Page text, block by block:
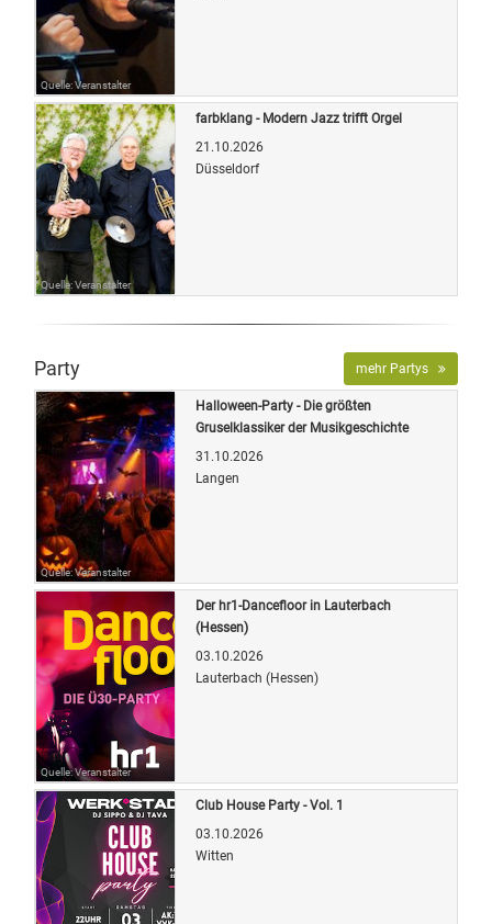
Quelle: Veranstalter
Quelle: Veranstalter
farbklang - Modern Jazz trifft Orgel
21.10.2026
Düsseldorf
Party mehr Partys
Quelle: Veranstalter
Halloween-Party - Die größten
Gruselklassiker der Musikgeschichte
31.10.2026
Langen
Quelle: Veranstalter
Der hr1-Dancefloor in Lauterbach
(Hessen)
03.10.2026
Lauterbach (Hessen)
Club House Party - Vol. 1
03.10.2026
Witten